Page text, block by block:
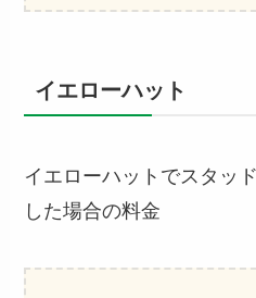
イエローハット
イエローハットでスタッ
した場合の料金